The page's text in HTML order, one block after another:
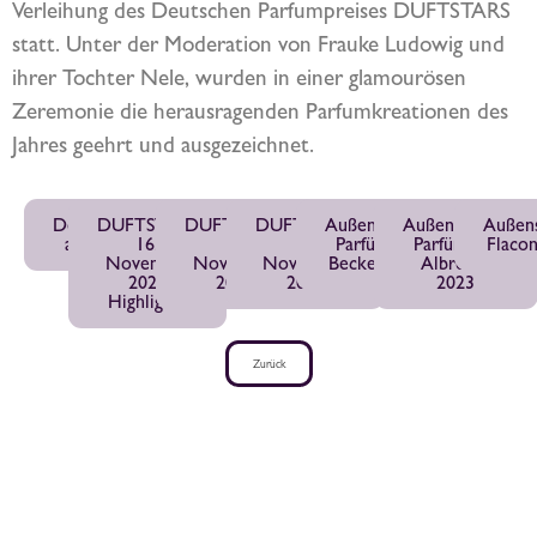
Verleihung des Deutschen Parfumpreises DUFTSTARS
statt. Unter der Moderation von Frauke Ludowig und
ihrer Tochter Nele, wurden in einer glamourösen
Zeremonie die herausragenden Parfumkreationen des
Jahres geehrt und ausgezeichnet.
Download
als PDF
DUFTSTARS
16.
November
2023
Highlights
DUFTSTARS
November
2023
DUFTSTARS
November
2023
Außenschalte
Parfümerie
Becker 2023
Außenschalte
Parfümerie
Albrecht
2023
Zurück